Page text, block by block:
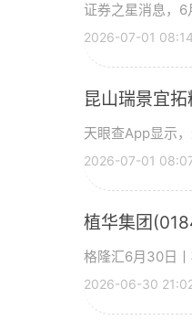
证券之星消息，
2026-07-01
昆山瑞景宜
天眼查App显示
2026-07-01
植华集团
格隆汇6月30日
2026-06-30